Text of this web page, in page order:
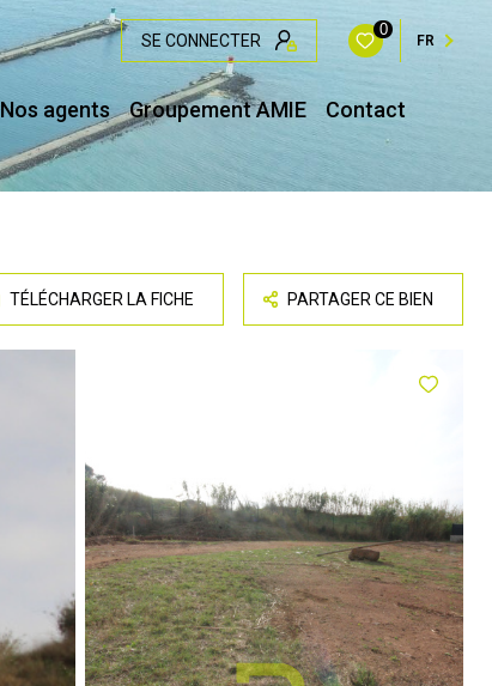
SE CONNECTER
0
FR
Nos agents Groupement AMIE Contact
TÉLÉCHARGER LA FICHE PARTAGER CE BIEN